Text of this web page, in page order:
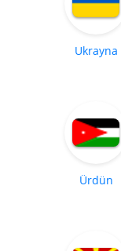
Ukrayna
Ürdün